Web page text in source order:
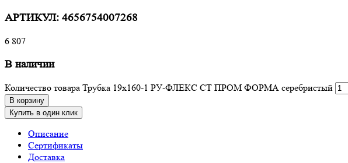
АРТИКУЛ: 4656754007268
6 807
В наличии
Количество товара Трубка 19х160-1 РУ-ФЛЕКС СТ ПРОМ ФОРМА серебристый
В корзину
Купить в один клик
Описание
Сертификаты
Доставка